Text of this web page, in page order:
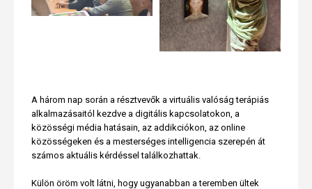
A három nap során a résztvevők a virtuális valóság terápiás
alkalmazásaitól kezdve a digitális kapcsolatokon, a
közösségi média hatásain, az addikciókon, az online
közösségeken és a mesterséges intelligencia szerepén át
számos aktuális kérdéssel találkozhattak.
Külön öröm volt látni, hogy ugyanabban a teremben ültek